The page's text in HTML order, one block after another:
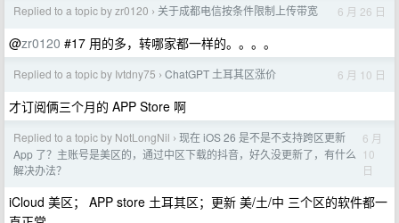
Replied to a topic by zr0120 › 关于成都电信按条件限制上传带宽 6 月 26 日
@zr0120 #17 用的多，转哪家都一样的。。。。
Replied to a topic by Ivtdny75 › ChatGPT 土耳其区涨价 6 月 10 日
才订阅俩三个月的 APP Store 啊
Replied to a topic by NotLongNil › 现在 iOS 26 是不是不支持跨区更新
App 了？主账号是美区的，通过中区下载的抖音，好久没更新了，有什么
解决办法？
6 月
10
日
iCloud 美区； APP store 土耳其区；更新 美/土/中 三个区的软件都一